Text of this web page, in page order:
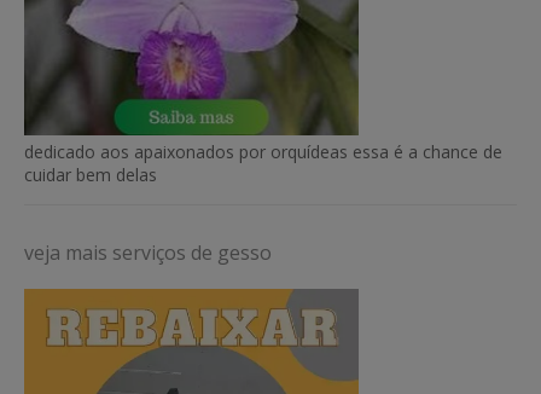
dedicado aos apaixonados por orquídeas essa é a chance de
cuidar bem delas
veja mais serviços de gesso